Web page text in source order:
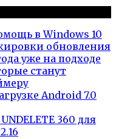
в Windows 10
обновления
уже на подходе
станут
Android 7.0
360 для